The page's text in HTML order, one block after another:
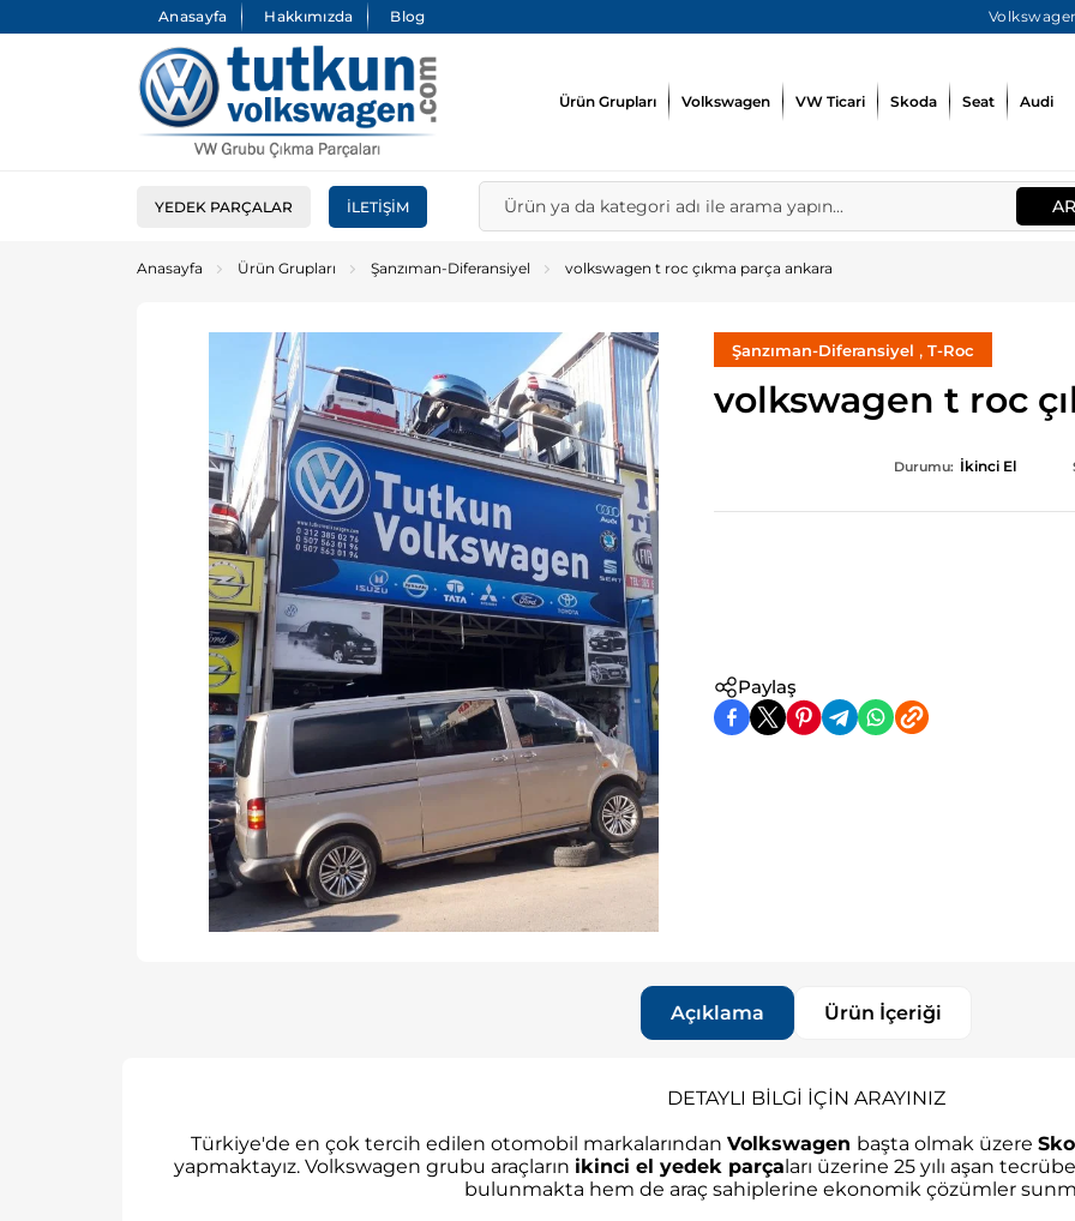
Anasayfa Hakkımızda Blog
Ürün Grupları Volkswagen VW Ticari Skoda Seat Audi
YEDEK PARÇALAR İLETIŞIM
Anasayfa Ürün Grupları Şanzıman-Diferansiyel volkswagen t roc çıkma parça ankara
Şanzıman-Diferansiyel ,T-Roc
volkswagen t roc
Durumu: İkinci El
Paylaş
Açıklama Ürün İçeriği
DETAYLI BİLGİ İÇİN ARAYINIZ
Türkiye'de en çok tercih edilen otomobil markalarından Volkswagen başta olmak üzere
yapmaktayız. Volkswagen grubu araçların ikinci el yedek parçaları üzerine 25 yılı aşan
bulunmakta hem de araç sahiplerine ekonomik çözümler